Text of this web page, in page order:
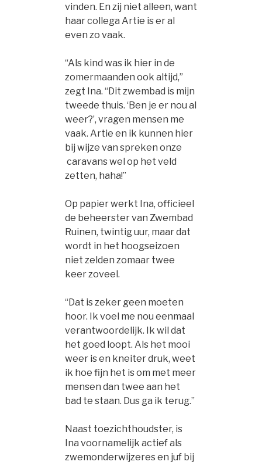
vinden. En zij niet alleen, want
haar collega Artie is er al
even zo vaak.
“Als kind was ik hier in de
zomermaanden ook altijd,”
zegt Ina. “Dit zwembad is mijn
tweede thuis. ‘Ben je er nou al
weer?’, vragen mensen me
vaak. Artie en ik kunnen hier
bij wijze van spreken onze
caravans wel op het veld
zetten, haha!”
Op papier werkt Ina, officieel
de beheerster van Zwembad
Ruinen, twintig uur, maar dat
wordt in het hoogseizoen
niet zelden zomaar twee
keer zoveel.
“Dat is zeker geen moeten
hoor. Ik voel me nou eenmaal
verantwoordelijk. Ik wil dat
het goed loopt. Als het mooi
weer is en kneiter druk, weet
ik hoe fijn het is om met meer
mensen dan twee aan het
bad te staan. Dus ga ik terug.”
Naast toezichthoudster, is
Ina voornamelijk actief als
zwemonderwijzeres en juf bij